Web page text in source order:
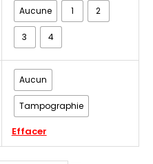
Aucune 1 2
3 4
Aucun
Tampographie
Effacer